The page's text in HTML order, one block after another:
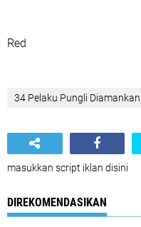
Red
34 Pelaku Pungli
masukkan script iklan disini
DIREKOMENDASIKAN